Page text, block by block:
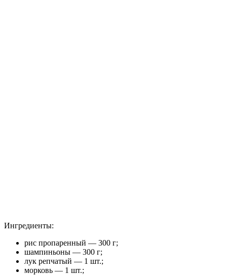
Ингредиенты:
рис пропаренный — 300 г;
шампиньоны — 300 г;
лук репчатый — 1 шт.;
морковь — 1 шт.;